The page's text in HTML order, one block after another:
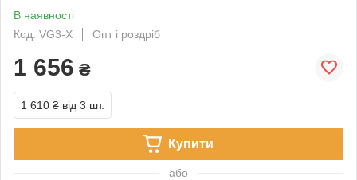
В наявності
Код: VG3-X
Опт і роздріб
1 656 ₴
1 610 ₴ від 3 шт.
Купити
або